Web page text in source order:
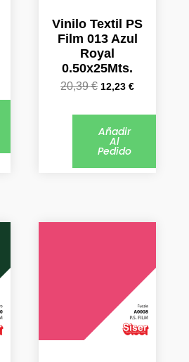
Vinilo Textil PS
Film 013 Azul
Royal
0.50x25Mts.
20,39€ 12,23€
Añadir
Al
Pedido
€.
20,39 €.12,23 €.